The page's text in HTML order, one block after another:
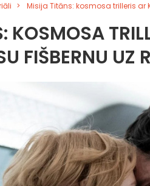
Misija Titāns: kosmosa trilleris ar
KOSMOSA
FIŠBERNU UZ